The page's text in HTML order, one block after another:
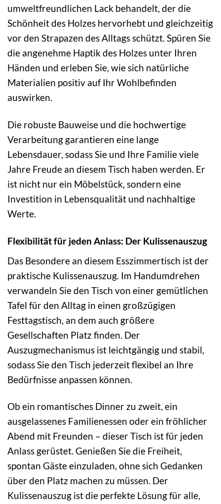
umweltfreundlichen Lack behandelt, der die
Schönheit des Holzes hervorhebt und gleichzeitig
vor den Strapazen des Alltags schützt. Spüren Sie
die angenehme Haptik des Holzes unter Ihren
Händen und erleben Sie, wie sich natürliche
Materialien positiv auf Ihr Wohlbefinden
auswirken.
Die robuste Bauweise und die hochwertige
Verarbeitung garantieren eine lange
Lebensdauer, sodass Sie und Ihre Familie viele
Jahre Freude an diesem Tisch haben werden. Er
ist nicht nur ein Möbelstück, sondern eine
Investition in Lebensqualität und nachhaltige
Werte.
Flexibilität für jeden Anlass: Der Kulissenauszug
Das Besondere an diesem Esszimmertisch ist der
praktische Kulissenauszug. Im Handumdrehen
verwandeln Sie den Tisch von einer gemütlichen
Tafel für den Alltag in einen großzügigen
Festtagstisch, an dem auch größere
Gesellschaften Platz finden. Der
Auszugmechanismus ist leichtgängig und stabil,
sodass Sie den Tisch jederzeit flexibel an Ihre
Bedürfnisse anpassen können.
Ob ein romantisches Dinner zu zweit, ein
ausgelassenes Familienessen oder ein fröhlicher
Abend mit Freunden – dieser Tisch ist für jeden
Anlass gerüstet. Genießen Sie die Freiheit,
spontan Gäste einzuladen, ohne sich Gedanken
über den Platz machen zu müssen. Der
Kulissenauszug ist die perfekte Lösung für alle,